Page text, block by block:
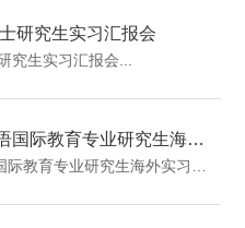
研究生实习汇报会
究生实习汇报会...